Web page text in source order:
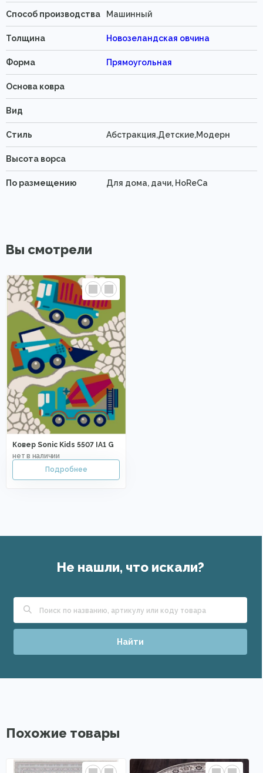
Способ производства Машинный
Толщина Новозеландская овчина
Форма Прямоугольная
Основа ковра
Вид
Стиль Абстракция,Детские,Модерн
Высота ворса
По размещению Для дома, дачи, HoReCa
Вы смотрели
Ковер Sonic Kids 5507 IA1 G
Не нашли, что искали?
Найти
Похожие товары